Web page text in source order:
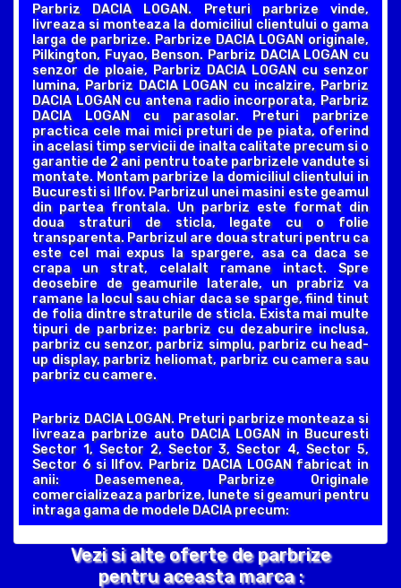
Parbriz DACIA LOGAN. Preturi parbrize vinde,
livreaza si monteaza la domiciliul clientului o gama
larga de parbrize. Parbrize DACIA LOGAN originale,
Pilkington, Fuyao, Benson. Parbriz DACIA LOGAN cu
senzor de ploaie, Parbriz DACIA LOGAN cu senzor
lumina, Parbriz DACIA LOGAN cu incalzire, Parbriz
DACIA LOGAN cu antena radio incorporata, Parbriz
DACIA LOGAN cu parasolar. Preturi parbrize
practica cele mai mici preturi de pe piata, oferind
in acelasi timp servicii de inalta calitate precum si o
garantie de 2 ani pentru toate parbrizele vandute si
montate. Montam parbrize la domiciliul clientului in
Bucuresti si Ilfov. Parbrizul unei masini este geamul
din partea frontala. Un parbriz este format din
doua straturi de sticla, legate cu o folie
transparenta. Parbrizul are doua straturi pentru ca
este cel mai expus la spargere, asa ca daca se
crapa un strat, celalalt ramane intact. Spre
deosebire de geamurile laterale, un prabriz va
ramane la locul sau chiar daca se sparge, fiind tinut
de folia dintre straturile de sticla. Exista mai multe
tipuri de parbrize: parbriz cu dezaburire inclusa,
parbriz cu senzor, parbriz simplu, parbriz cu head-
up display, parbriz heliomat, parbriz cu camera sau
parbriz cu camere.
Parbriz DACIA LOGAN. Preturi parbrize monteaza si
livreaza parbrize auto DACIA LOGAN in Bucuresti
Sector 1, Sector 2, Sector 3, Sector 4, Sector 5,
Sector 6 si Ilfov. Parbriz DACIA LOGAN fabricat in
anii: Deasemenea, Parbrize Originale
comercializeaza parbrize, lunete si geamuri pentru
intraga gama de modele DACIA precum:
Vezi si alte oferte de parbrize
pentru aceasta marca :